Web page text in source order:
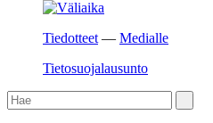
Tiedotteet — Medialle
Tietosuojalausunto